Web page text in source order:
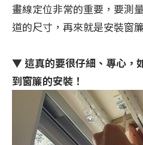
畫線定位非常的重要，要測
道的尺寸，再來就是安裝窗
▼ 這真的要很仔細、專心，
到窗簾的安裝！